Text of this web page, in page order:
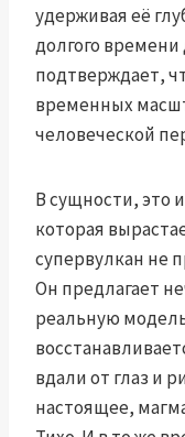
удерживая её
долгого
подтверждает,
временных
человеческой
В сущности, это
которая
супервулкан не
Он предлагает
реальную модель
вдали от глаз и
настоящее,